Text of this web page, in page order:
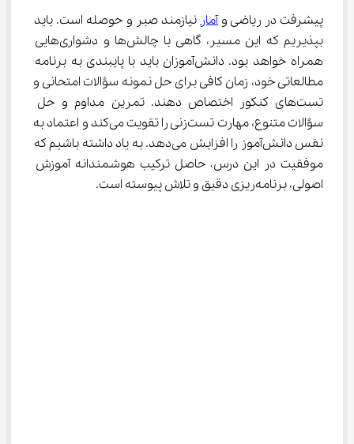
پیشرفت در ریاضی و آمار نیازمند صبر و حوصله است. باید
بپذیریم که این مسیر، گاهی با چالش‌ها و دشواری‌هایی
همراه خواهد بود. دانش‌آموزان باید با پایبندی به برنامه
مطالعاتی خود، زمان کافی برای حل نمونه سؤالات امتحانی و
تست‌های کنکور اختصاص دهند. تمرین مداوم و حل
سؤالات متنوع، مهارت تست‌زنی را تقویت می‌کند و اعتماد به
نفس دانش‌آموز را افزایش می‌دهد. به یاد داشته باشیم که
موفقیت در این درس، حاصل ترکیب هوشمندانه آموزش
اصولی، برنامه‌ریزی دقیق و تلاش پیوسته است.